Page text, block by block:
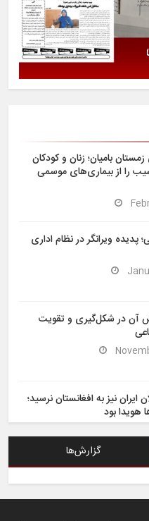
بامیان؛ زنان و کودکان
را از بیماری‌های موسمی
پدیده ویرانگر در نظام اداری
آن در شکل‌گیری و تقویت
ایران نیز به افغانستان نرسید؛
هویدا بود
گزارش‌ها